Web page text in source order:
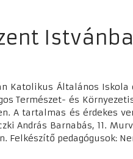
Katolikus Általános Iskola
Természet- és
A tartalmas és érdekes
András Barnabás, 11.
Felkészítő pedagógusok: